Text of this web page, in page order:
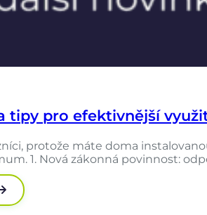
tipy pro efektivnější
protože máte doma
1. Nová zákonná povinnost: